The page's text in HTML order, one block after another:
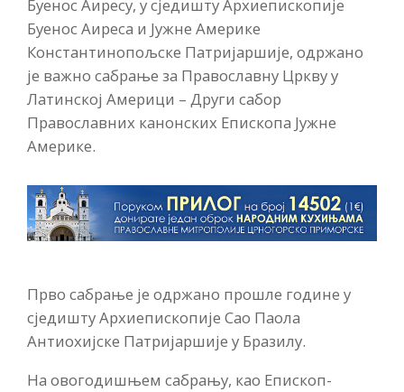
Буенос Аиресу, у сједишту Архиепископије
Буенос Аиреса и Јужне Америке
Константинопољске Патријаршије, одржано
је важно сабрање за Православну Цркву у
Латинској Америци – Други сабор
Православних канонских Епископа Јужне
Америке.
Прво сабрање је одржано прошле године у
сједишту Архиепископије Сао Паола
Антиохијске Патријаршије у Бразилу.
На овогодишњем сабрању, као Епископ-